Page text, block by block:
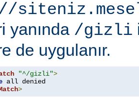
yanında /gizli
de uygulanır.
"^/gizli">
>